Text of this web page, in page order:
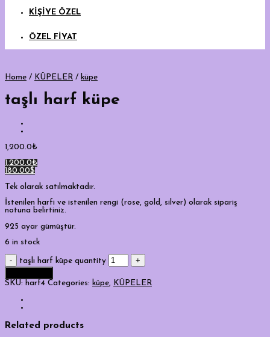
KİŞİYE ÖZEL
ÖZEL FİYAT
Home / KÜPELER / küpe
taşlı harf küpe
1,200.0₺
1,200.0₺
180.00$
Tek olarak satılmaktadır.
İstenilen harfi ve istenilen rengi (rose, gold, silver) olarak sipariş
notuna belirtiniz.
925 ayar gümüştür.
6 in stock
taşlı harf küpe quantity
SKU: harf4 Categories: küpe, KÜPELER
Related products